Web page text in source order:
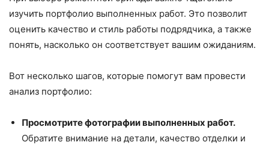
изучить портфолио выполненных работ. Это позволит
оценить качество и стиль работы подрядчика, а также
понять, насколько он соответствует вашим ожиданиям.
Вот несколько шагов, которые помогут вам провести
анализ портфолио:
Просмотрите фотографии выполненных работ.
Обратите внимание на детали, качество отделки и